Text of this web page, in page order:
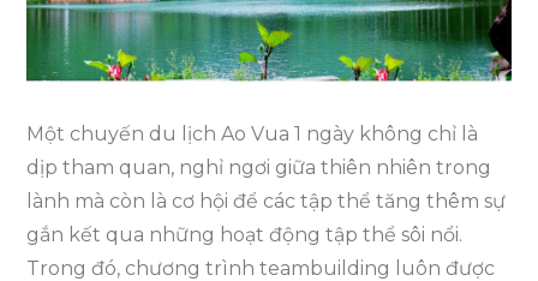
Tưởng
Khi
Du
Lịch
Ao
Vua
1
Ngày
Một chuyến du lịch Ao Vua 1 ngày không chỉ là
dịp tham quan, nghỉ ngơi giữa thiên nhiên trong
lành mà còn là cơ hội để các tập thể tăng thêm sự
gắn kết qua những hoạt động tập thể sôi nổi.
Trong đó, chương trình teambuilding luôn được